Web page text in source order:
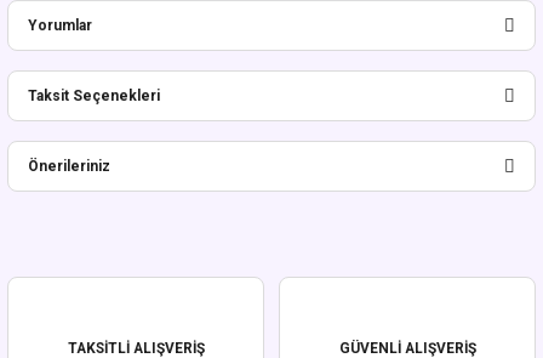
Yorumlar
Bu ürüne ilk yorumu siz yapın!
Taksit Seçenekleri
Önerileriniz
TAKSİTLİ ALIŞVERİŞ
GÜVENLİ ALIŞVERİŞ